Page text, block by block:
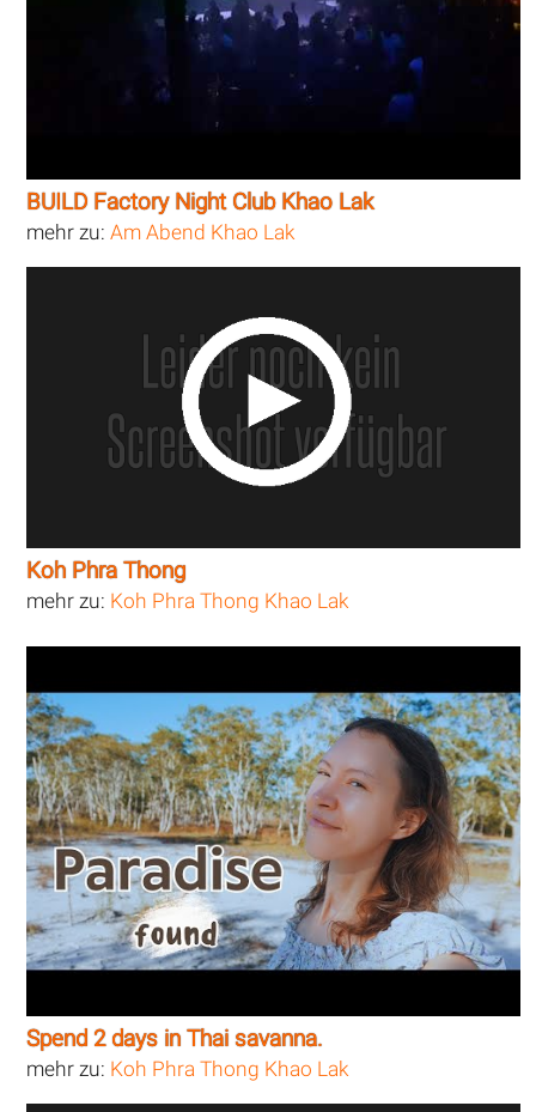
BUILD Factory Night Club Khao Lak
mehr zu:Am Abend Khao Lak
Koh Phra Thong
mehr zu: Koh Phra Thong Khao Lak
Spend 2 days in Thai savanna.
mehr zu: Koh Phra Thong Khao Lak